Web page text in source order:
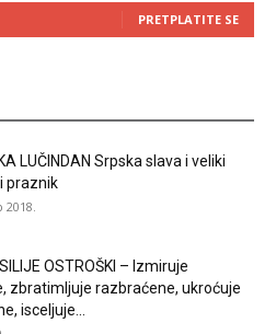
PRETPLATITE SE
LUČINDAN Srpska slava i veliki
praznik
2018.
OSTROŠKI – Izmiruje
zbratimljuje razbraćene, ukroćuje
isceljuje...